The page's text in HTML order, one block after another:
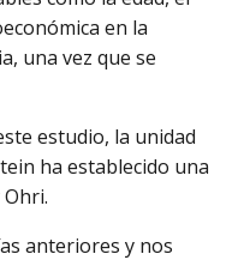
en la
una vez que se
estudio, la unidad
ha establecido una
anteriores y nos